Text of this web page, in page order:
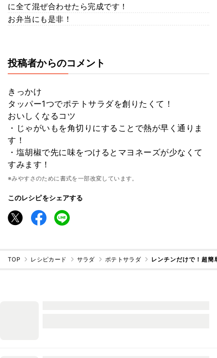
に全て混ぜ合わせたら完成です！
お弁当にも是非！
投稿者からのコメント
きっかけ
タッパー1つでポテトサラダを創りたくて！
おいしくなるコツ
・じゃがいもを角切りにすることで熱が早く通りま
す！
・塩胡椒で先に味をつけるとマヨネーズが少なくて
すみます！
※みやすさのために書式を一部改変しています。
このレシピをシェアする
TOP レシピカード サラダ ポテトサラダ レンチンだけで！超